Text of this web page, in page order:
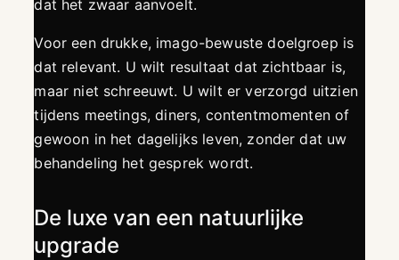
dat het zwaar aanvoelt.
Voor een drukke, imago-bewuste doelgroep is
dat relevant. U wilt resultaat dat zichtbaar is,
maar niet schreeuwt. U wilt er verzorgd uitzien
tijdens meetings, diners, contentmomenten of
gewoon in het dagelijks leven, zonder dat uw
behandeling het gesprek wordt.
De luxe van een natuurlijke
upgrade